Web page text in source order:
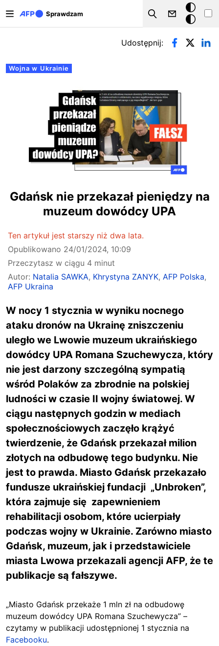
Sprawdzam
Szukaj
Tryb
ciemny
Zakładki podstawowe
Wojna w Ukrainie
Udostępnij:
Gdańsk nie przekazał pieniędzy na
muzeum dowódcy UPA
Ten artykuł jest starszy niż dwa lata.
Opublikowano 24/01/2024, 10:09
Przeczytasz w ciągu 4 minut
Autor: Natalia SAWKA, Khrystyna ZANYK, AFP Polska,
AFP Ukraina
W nocy 1 stycznia w wyniku nocnego
ataku dronów na Ukrainę zniszczeniu
uległo we Lwowie muzeum ukraińskiego
dowódcy UPA Romana Szuchewycza, który
nie jest darzony szczególną sympatią
wśród Polaków za zbrodnie na polskiej
ludności w czasie II wojny światowej. W
ciągu następnych godzin w mediach
społecznościowych zaczęło krążyć
twierdzenie, że Gdańsk przekazał milion
złotych na odbudowę tego budynku. Nie
jest to prawda. Miasto Gdańsk przekazało
fundusze ukraińskiej fundacji „Unbroken”,
która zajmuje się zapewnieniem
rehabilitacji osobom, które ucierpiały
podczas wojny w Ukrainie. Zarówno miasto
Gdańsk, muzeum, jak i przedstawiciele
miasta Lwowa przekazali agencji AFP, że te
publikacje są fałszywe.
„Miasto Gdańsk przekaże 1 mln zł na odbudowę
muzeum dowódcy UPA Romana Szuchewycza” –
czytamy w publikacji udostępnionej 1 stycznia na
Facebooku.